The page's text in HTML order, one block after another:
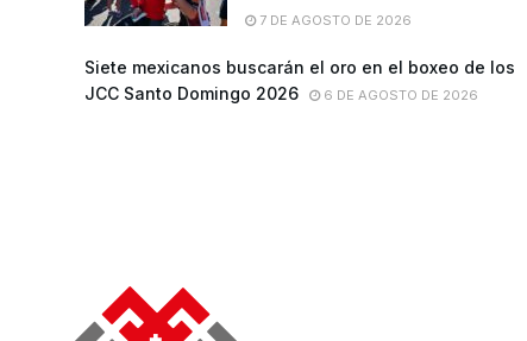
7 DE AGOSTO DE 2026
Siete mexicanos buscarán el oro en el boxeo de los
JCC Santo Domingo 2026
6 DE AGOSTO DE 2026